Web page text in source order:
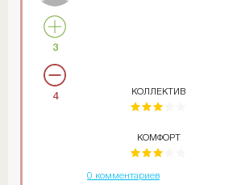
3
4 КОЛЛЕКТИВ
КОМФОРТ
0 комментариев